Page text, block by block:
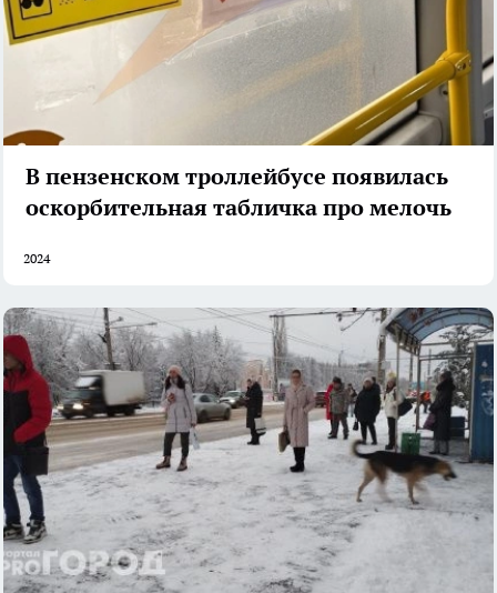
В пензенском троллейбусе появилась
оскорбительная табличка про мелочь
2024